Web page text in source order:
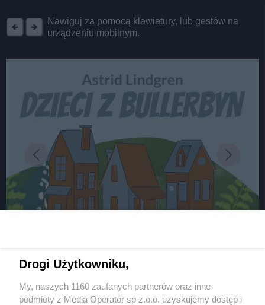
Nawiguj za pomocą klawiatury, lub gestów na
urządzeniu mobilnym.
"Dzieci z Bullerbyn" że świątecznym akcentem w
Teatrze Małym Tychy 8 grudnia
Wydawca mediów lokalnych
Drogi Użytkowniku,
My, naszych 1160 zaufanych partnerów oraz inne
podmioty z Media Operator sp z.o.o. uzyskujemy dostęp i